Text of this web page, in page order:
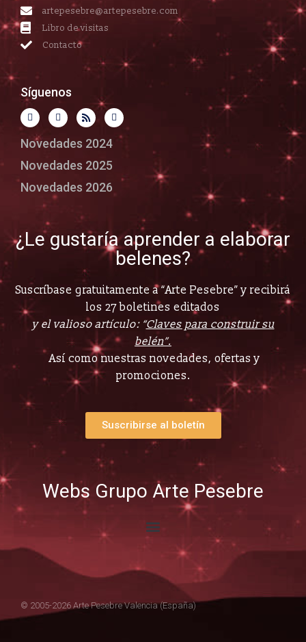
artepesebre@artepesebre.com
Libro de visitas
Contacto
Síguenos
Novedades 2024
Novedades 2025
Novedades 2026
¿Le gustaría aprender a elaborar
belenes?
Suscríbase gratuitamente a “Arte Pesebre” y recibirá
los 27 boletines editados
y el valioso artículo: “Claves para construir su
belén”.
Así como nuestras novedades, ofertas y
promociones.
Suscribirse al boletín
Webs Grupo Arte Pesebre
© 2005-2026 Arte Pesebre Valencia (España)